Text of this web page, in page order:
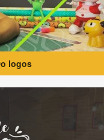
logos